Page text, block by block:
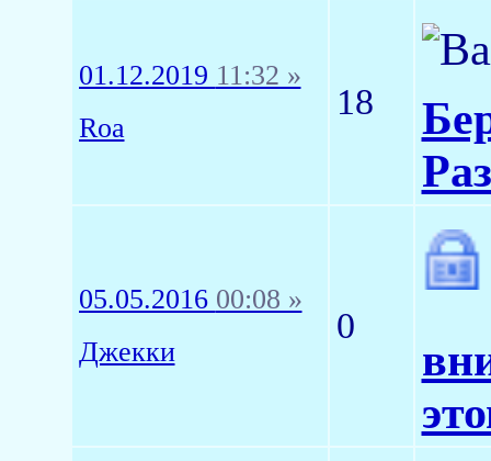
01.12.2019 11:32 »
Roa
18
05.05.2016 00:08 »
Джекки
0